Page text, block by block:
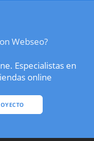
Webseo?
Especialistas en
online